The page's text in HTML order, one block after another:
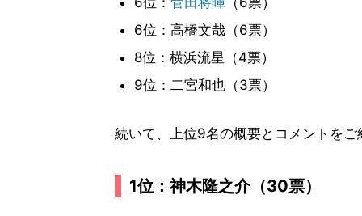
6位：高橋文哉（6票）
8位：横浜流星（4票）
9位：二宮和也（3票）
続いて、上位9名の概要とコメントをご
1位：神木隆之介（30票）